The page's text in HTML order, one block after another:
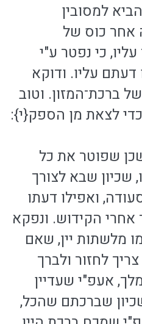
למסובין
אחר כוס של
כי נפטר ע"י
דעתם עליו. ודוקא
ברכת־המזון. וטוב
לצאת מן הספק{י}:
שפוטר את כל
שכיון שבא לצורך
ואפילו דעתו
הקידוש. ונפקא
מלשתות יין, שאם
לחזור ולברך
אעפ"י שעדיין
שברכתם שהכל,